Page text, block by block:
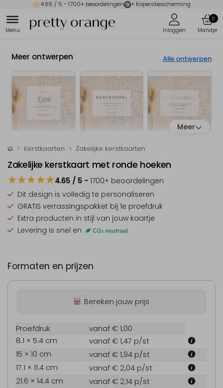
4.65 / 5 - 1700+ beoordelingen + Kopersbescherming
0
Meer ontwerpen Alle ontwerpen
Meer
Kerstkaarten Zakelijke kerstkaarten
Zakelijke kerstkaart met ronde hoeken
4.65 / 5 - 1700+ beoordelingen
Dit design is volledig te personaliseren
GRATIS verrassingspakket bij 1e proefdruk
Extra producten in stijl van jouw kaartje
Levering is snel en
Formaten en prijzen
Bereken jouw prijs
Proefdruk
vanaf € 1,00
8.1 × 5.4 cm
vanaf € 1,47 p/st
15 × 10 cm
vanaf € 1,94 p/st
17.1 × 11.4 cm
vanaf € 2,04 p/st
21.6 × 14.4 cm
vanaf € 2,14 p/st